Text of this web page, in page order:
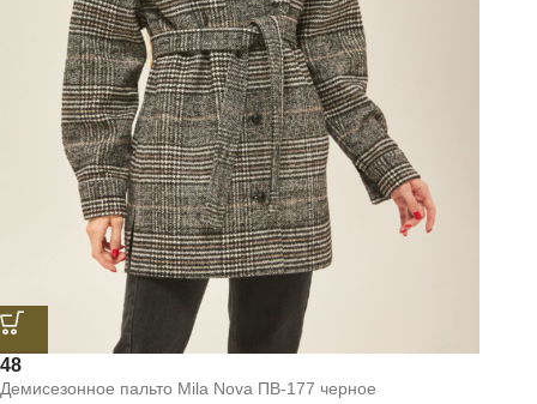
48
Демисезонное пальто Mila Nova ПВ-177 черное